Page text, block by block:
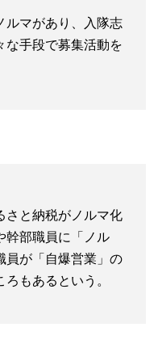
ルマがあり、入隊志
な手段で募集活動を
さと納税がノルマ化
幹部職員に「ノル
員が「自爆営業」の
もあるという。